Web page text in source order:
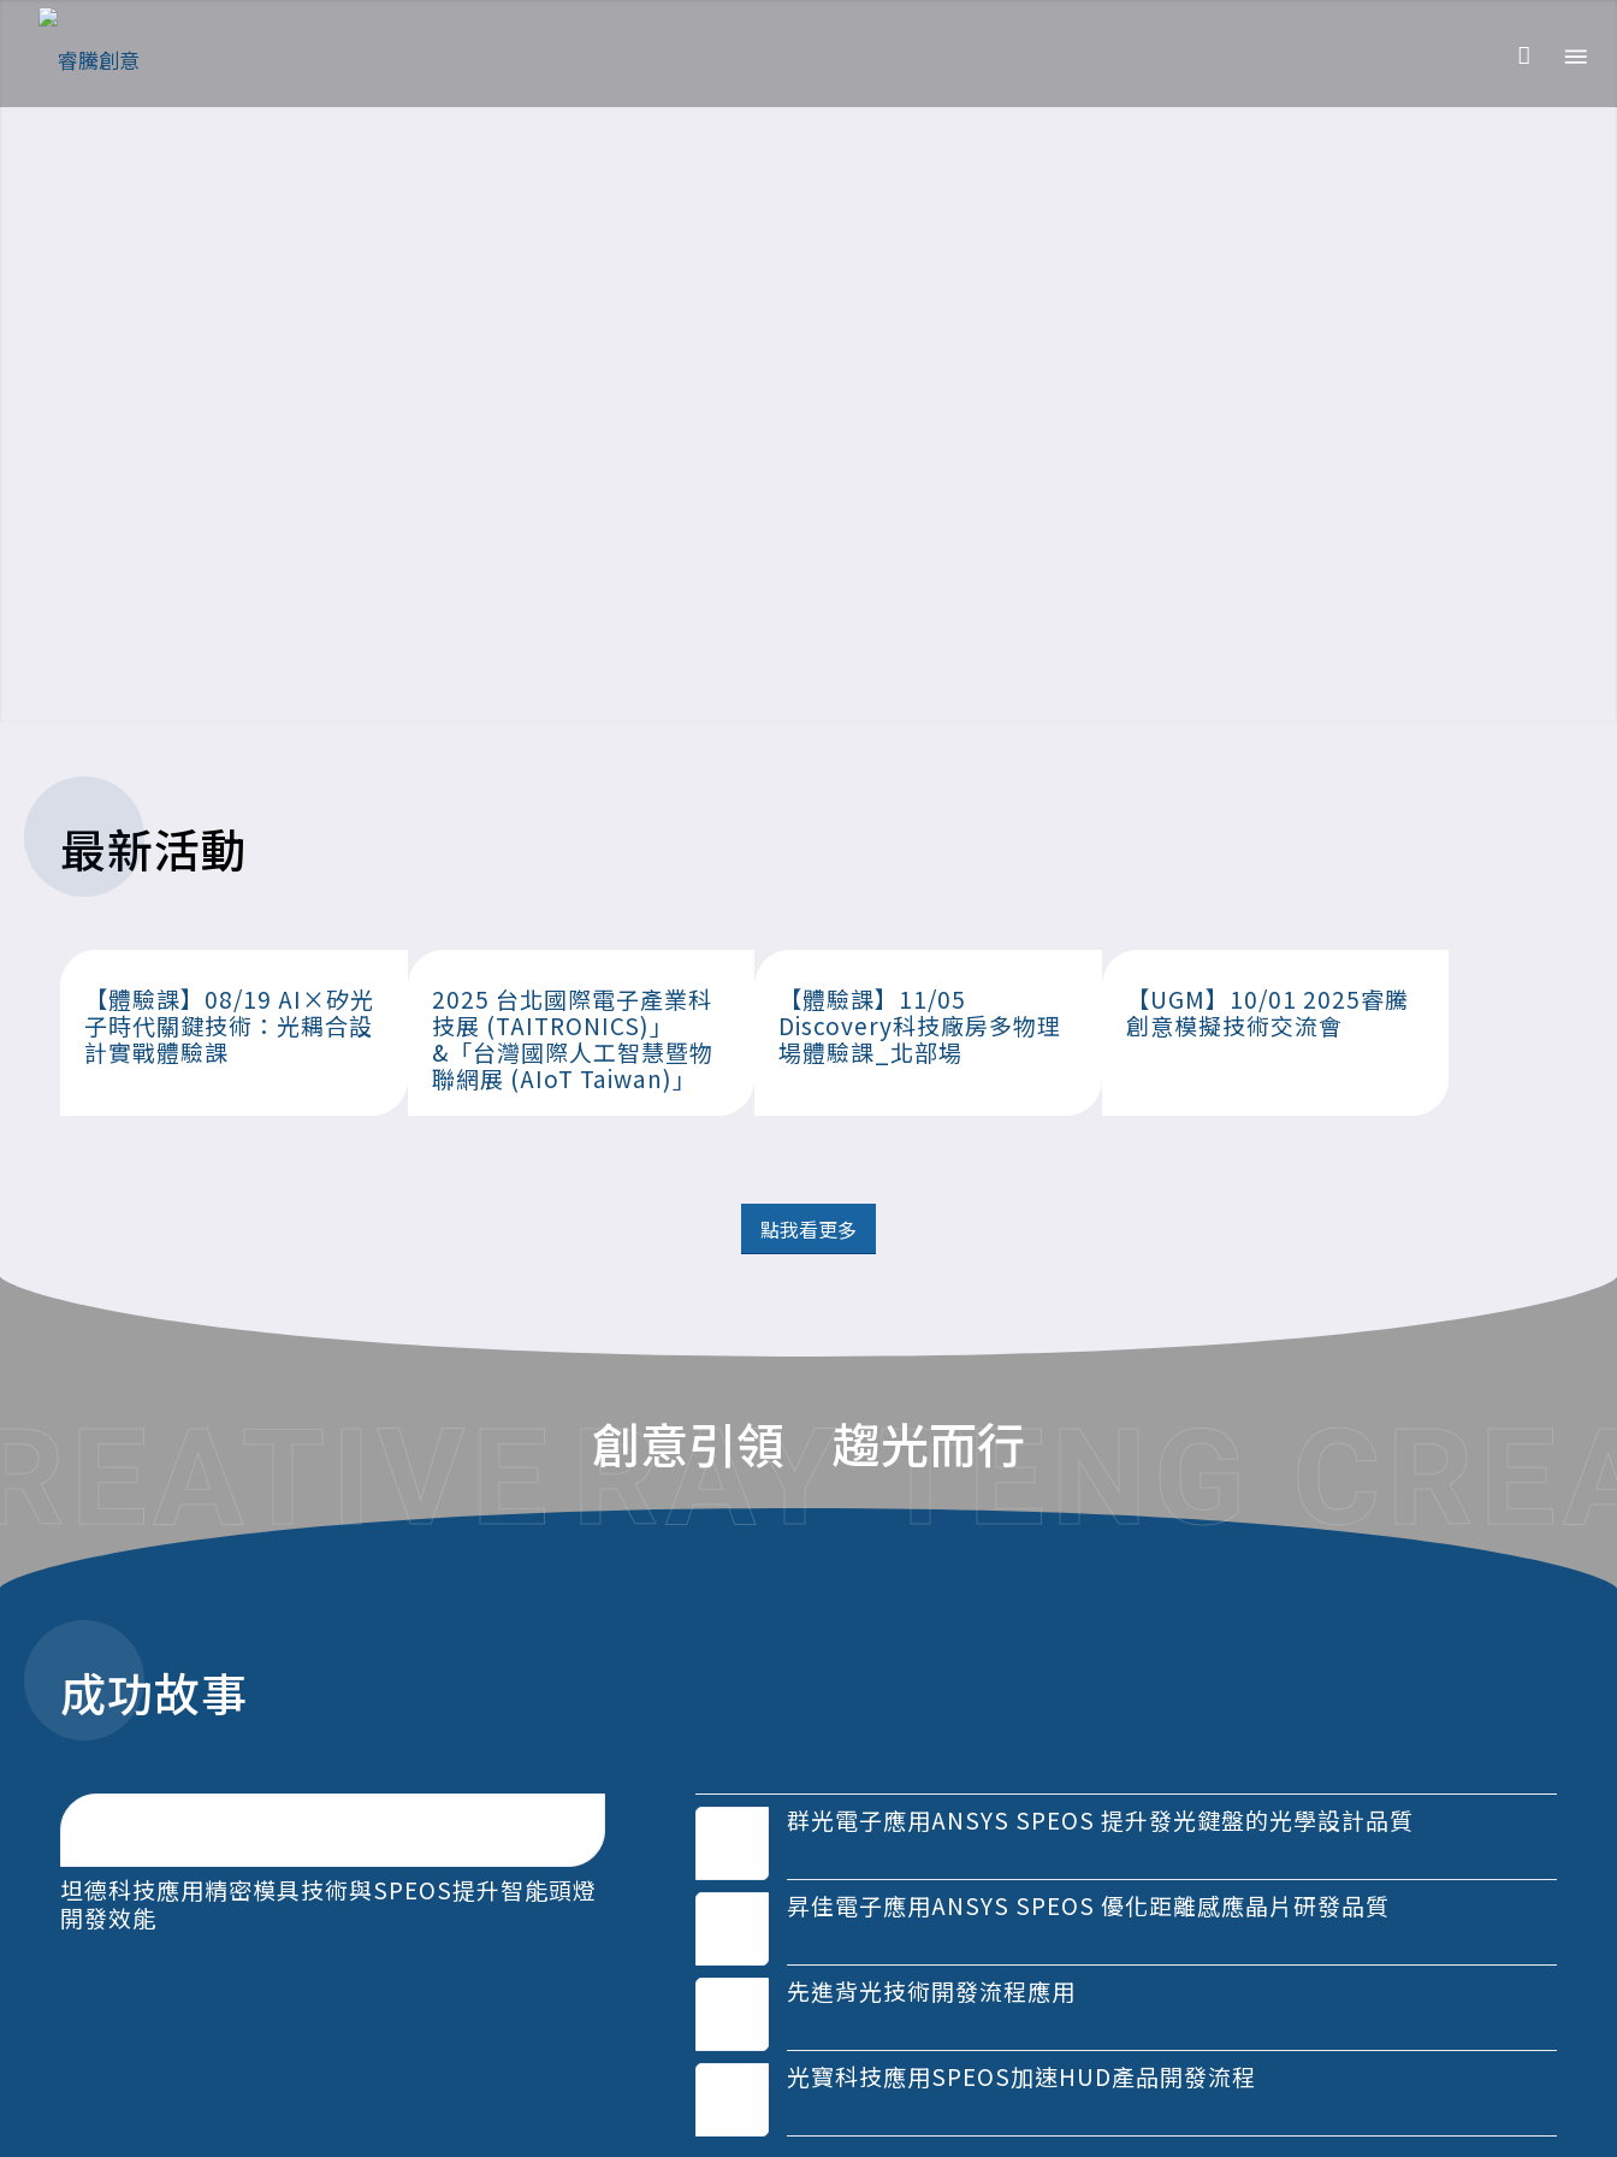
最新活動
【體驗課】08/19 AI×矽光
子時代關鍵技術：光耦合設
計實戰體驗課
2025 台北國際電子產業科
技展 (TAITRONICS)」
&「台灣國際人工智慧暨物
聯網展 (AIoT Taiwan)」
【體驗課】11/05
Discovery科技廠房多物理
場體驗課_北部場
【UGM】10/01 2025睿騰
創意模擬技術交流會
點我看更多
創意引領 趨光而行
RAY TENG
成功故事
坦德科技應用精密模具技術與SPEOS提升智能頭燈
開發效能
群光電子應用ANSYS SPEOS 提升發光鍵盤的光學設計品質
昇佳電子應用ANSYS SPEOS 優化距離感應晶片研發品質
先進背光技術開發流程應用
光寶科技應用SPEOS加速HUD產品開發流程